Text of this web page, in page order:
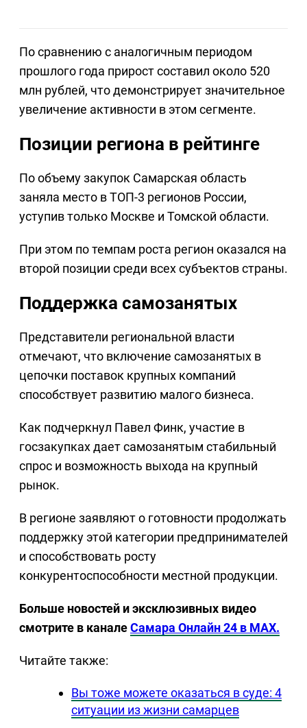
По сравнению с аналогичным периодом
прошлого года прирост составил около 520
млн рублей, что демонстрирует значительное
увеличение активности в этом сегменте.
Позиции региона в рейтинге
По объему закупок Самарская область
заняла место в ТОП-3 регионов России,
уступив только Москве и Томской области.
При этом по темпам роста регион оказался на
второй позиции среди всех субъектов страны.
Поддержка самозанятых
Представители региональной власти
отмечают, что включение самозанятых в
цепочки поставок крупных компаний
способствует развитию малого бизнеса.
Как подчеркнул Павел Финк, участие в
госзакупках дает самозанятым стабильный
спрос и возможность выхода на крупный
рынок.
В регионе заявляют о готовности продолжать
поддержку этой категории предпринимателей
и способствовать росту
конкурентоспособности местной продукции.
Больше новостей и эксклюзивных видео
смотрите в каналеСамара Онлайн 24 в MAX.
Читайте также:
Вы тоже можете оказаться в суде: 4
ситуации из жизни самарцев